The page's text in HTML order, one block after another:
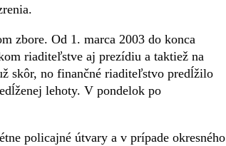
zbore. Od 1. marca 2003 do konca
riaditeľstve aj prezídiu a taktiež na
skôr, no finančné riaditeľstvo predĺžilo
lehoty. V pondelok po
policajné útvary a v prípade okresného